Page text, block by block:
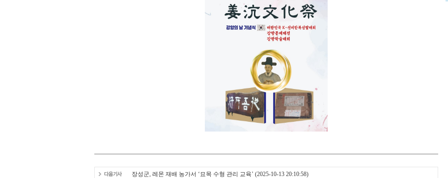
장성군, 레몬 재배 농가서 ‘묘목 수형 관리 교육’ (2025-10-13 20:10:58)